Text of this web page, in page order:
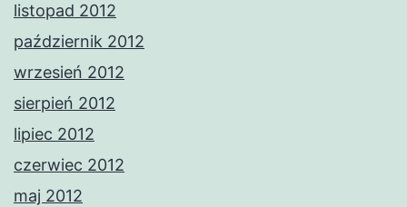
listopad 2012
październik 2012
wrzesień 2012
sierpień 2012
lipiec 2012
czerwiec 2012
maj 2012